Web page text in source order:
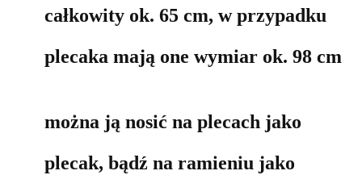
całkowity ok. 65 cm, w przypadku
plecaka mają one wymiar ok. 98 cm
można ją nosić na plecach jako
plecak, bądź na ramieniu jako